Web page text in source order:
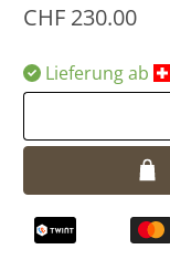
CHF 230.00
Lieferung ab